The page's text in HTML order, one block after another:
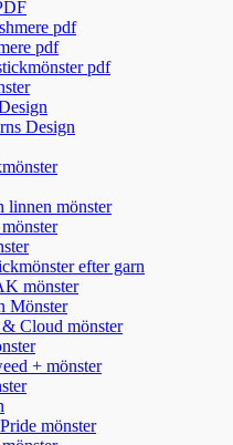
pdf
pdf
pdf
Design
linnen mönster
efter garn
mönster
Mönster
Cloud mönster
+ mönster
mönster